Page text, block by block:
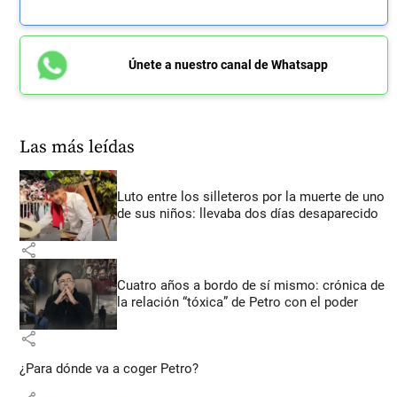
Únete a nuestro canal de Whatsapp
Las más leídas
Luto entre los silleteros por la muerte de uno
de sus niños: llevaba dos días desaparecido
share
Cuatro años a bordo de sí mismo: crónica de
la relación “tóxica” de Petro con el poder
share
¿Para dónde va a coger Petro?